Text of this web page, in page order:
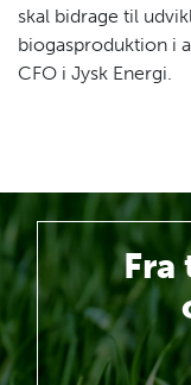
skal bidrage til
biogasproduktion i
CFO i Jysk Energi.
Fra